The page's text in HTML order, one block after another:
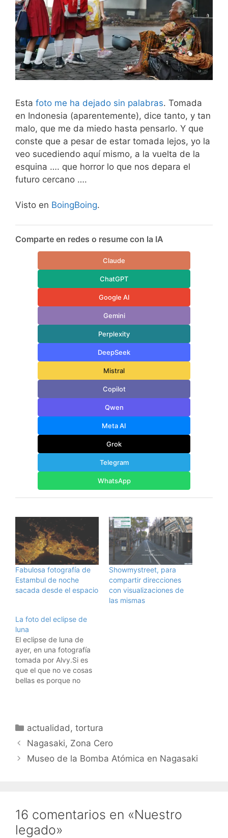
Esta foto me ha dejado sin palabras. Tomada
en Indonesia (aparentemente), dice tanto, y tan
malo, que me da miedo hasta pensarlo. Y que
conste que a pesar de estar tomada lejos, yo la
veo sucediendo aquí mismo, a la vuelta de la
esquina …. que horror lo que nos depara el
futuro cercano ….
Visto en BoingBoing.
Comparte en redes o resume con la IA
Claude
ChatGPT
Google AI
Gemini
Perplexity
DeepSeek
Mistral
Copilot
Qwen
Meta AI
Grok
Telegram
WhatsApp
Fabulosa fotografía de
Estambul de noche
sacada desde el espacio
Showmystreet, para
compartir direcciones
con visualizaciones de
las mismas
La foto del eclipse de
luna
El eclipse de luna de
ayer, en una fotografía
tomada por Alvy.Si es
que el que no ve cosas
bellas es porque no
lectores, pero qué
queréis, a estas alturas
Categorías
actualidad ,tortura
Nagasaki, Zona Cero
Museo de la Bomba Atómica en Nagasaki
16 comentarios en «Nuestro
legado»